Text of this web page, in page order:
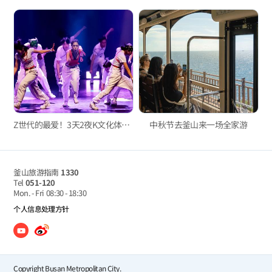
Z世代的最爱！3天2夜K文化体验之旅 中秋节去釜山来一场全家游
釜山旅游指南 1330
Tel 051-120
Mon. - Fri 08:30 - 18:30
个人信息处理方针
Copyright Busan Metropolitan City.